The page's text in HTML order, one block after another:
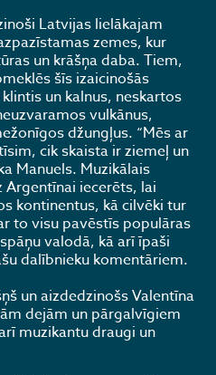
Latvijas lielākajam
zemes, kur
un krāšņa daba. Tiem,
šīs izaicinošās
un kalnus, neskartos
vulkānus,
džungļus. “Mēs ar
cik skaista ir ziemeļ un
Manuels. Muzikālais
Argentīnai iecerēts, lai
kontinentus, kā cilvēki tur
to visu pavēstīs populāras
valodā, kā arī īpaši
dalībnieku komentāriem.
un aizdedzinošs Valentīna
dejām un pārgalvīgiem
muzikantu draugi un